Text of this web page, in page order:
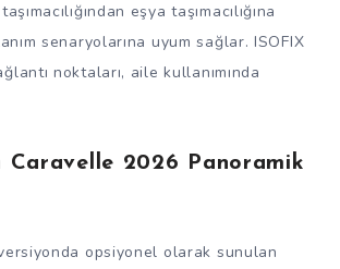
eşya taşımacılığına
senaryolarına uyum sağlar. ISOFIX
noktaları, aile kullanımında
Caravelle 2026 Panoramik
opsiyonel olarak sunulan